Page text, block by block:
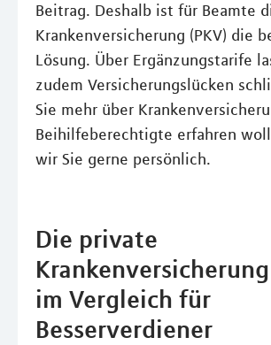
Beitrag. Deshalb ist für Beamte
Krankenversicherung (PKV) die
Lösung. Über Ergänzungstarife
zudem Versicherungslücken
Sie mehr über
Beihilfeberechtigte erfahren
wir Sie gerne persönlich.
Die private
Krankenversicherung
im Vergleich für
Besserverdiener